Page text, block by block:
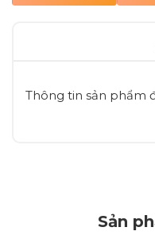
Thông tin sản phẩm
Sản